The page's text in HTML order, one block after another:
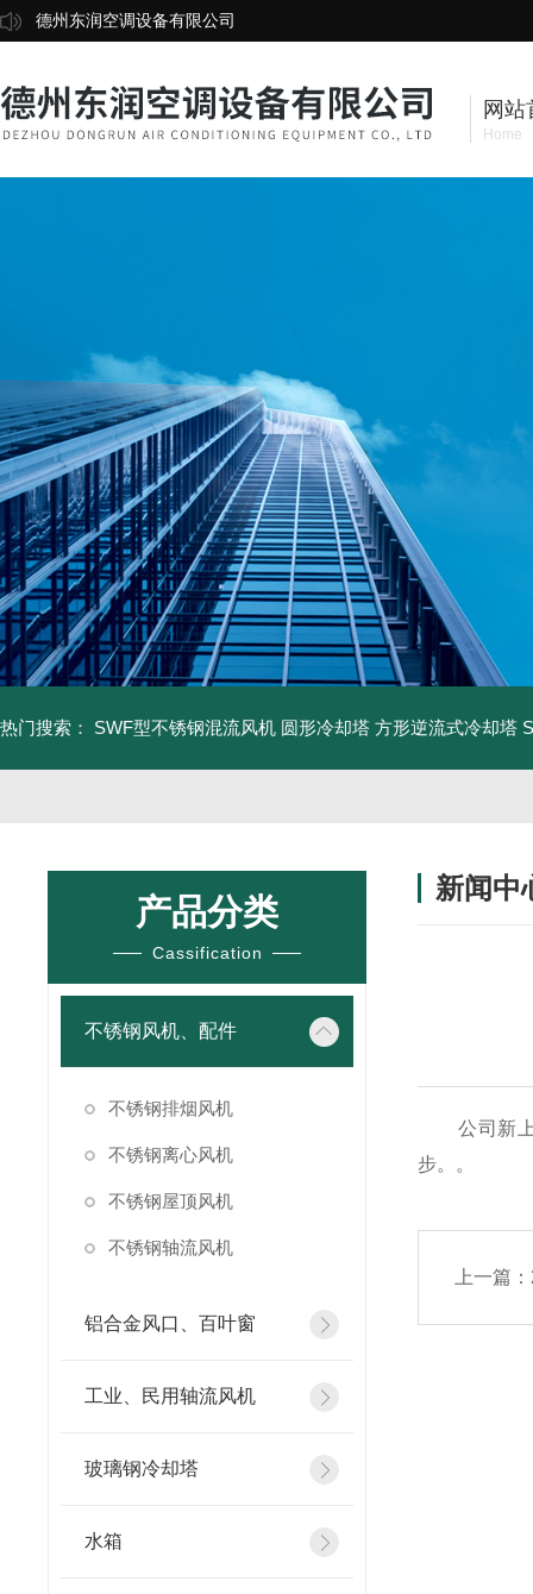
德州东润空调设备有限公司
网站
Home
热门搜索： SWF型不锈钢混流风机 圆形冷却塔 方形逆流式冷却塔
产品分类
Cassification
不锈钢风机、配件
不锈钢排烟风机
不锈钢离心风机
不锈钢屋顶风机
不锈钢轴流风机
铝合金风口、百叶窗
工业、民用轴流风机
玻璃钢冷却塔
水箱
新闻中
公司新上
步。。
上一篇：